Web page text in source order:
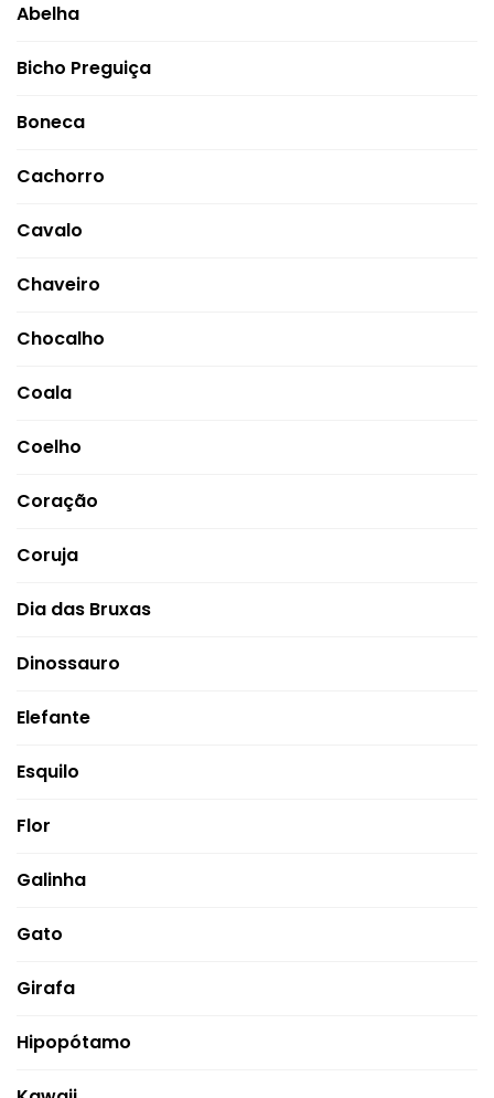
Abelha
Bicho Preguiça
Boneca
Cachorro
Cavalo
Chaveiro
Chocalho
Coala
Coelho
Coração
Coruja
Dia das Bruxas
Dinossauro
Elefante
Esquilo
Flor
Galinha
Gato
Girafa
Hipopótamo